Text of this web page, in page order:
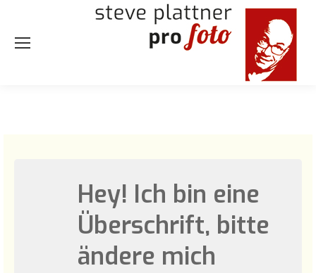
Hey! Ich bin eine
Überschrift, bitte
ändere mich